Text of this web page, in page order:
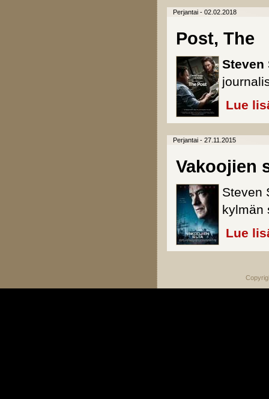
Perjantai - 02.02.2018
Post, The
Steven
Lue
Perjantai - 27.11.2015
Vakoojien
Steven
kylmän
Lue